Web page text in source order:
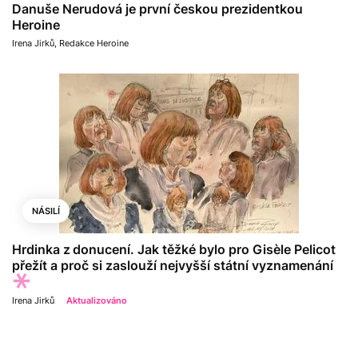
Danuše Nerudová je první českou prezidentkou
Heroine
Irena Jirků, Redakce Heroine
NÁSILÍ
Hrdinka z donucení. Jak těžké bylo pro Gisèle Pelicot
přežít a proč si zaslouží nejvyšší státní vyznamenání
Irena Jirků Aktualizováno